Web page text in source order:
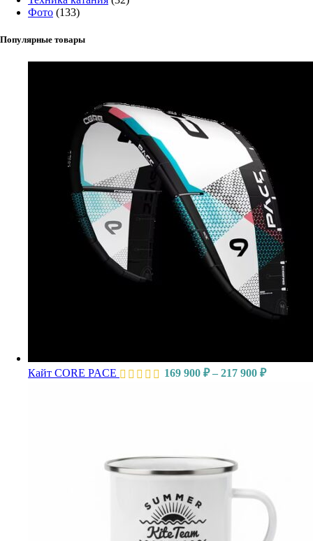
Фото (133)
Популярные товары
Кайт CORE PACE 169 900 ₽ – 217 900 ₽